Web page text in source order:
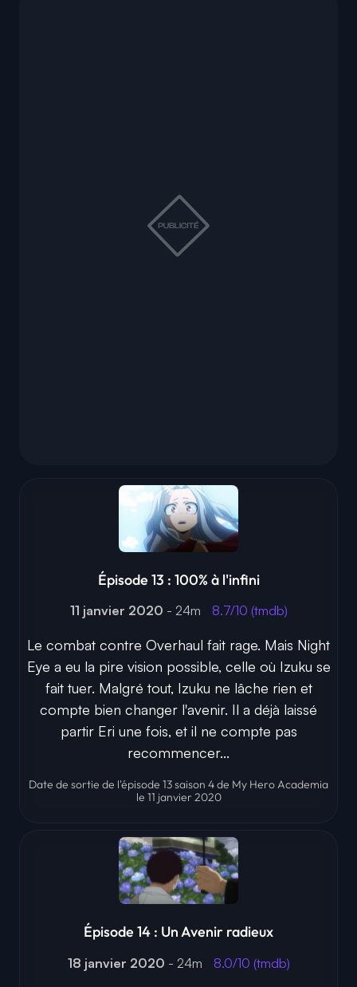
Épisode 13 : 100% à l'infini
11 janvier 2020 - 24m 8.7/10 (tmdb)
Le combat contre Overhaul fait rage. Mais Night
Eye a eu la pire vision possible, celle où Izuku se
fait tuer. Malgré tout, Izuku ne lâche rien et
compte bien changer l'avenir. Il a déjà laissé
partir Eri une fois, et il ne compte pas
recommencer...
Date de sortie de l'épisode 13 saison 4 de My Hero Academia
le 11 janvier 2020
Épisode 14 : Un Avenir radieux
18 janvier 2020 - 24m 8.0/10 (tmdb)